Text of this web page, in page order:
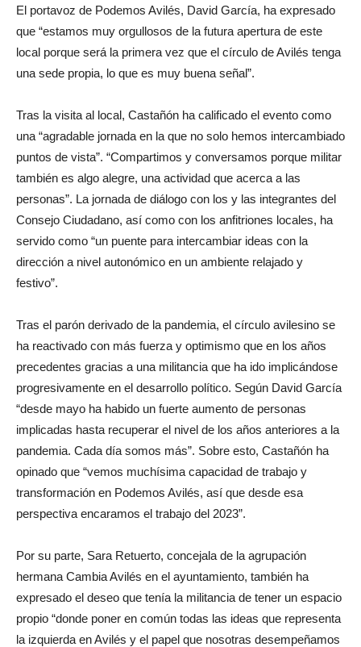
El portavoz de Podemos Avilés, David García, ha expresado
que “estamos muy orgullosos de la futura apertura de este
local porque será la primera vez que el círculo de Avilés tenga
una sede propia, lo que es muy buena señal”.
Tras la visita al local, Castañón ha calificado el evento como
una “agradable jornada en la que no solo hemos intercambiado
puntos de vista”. “Compartimos y conversamos porque militar
también es algo alegre, una actividad que acerca a las
personas”. La jornada de diálogo con los y las integrantes del
Consejo Ciudadano, así como con los anfitriones locales, ha
servido como “un puente para intercambiar ideas con la
dirección a nivel autonómico en un ambiente relajado y
festivo”.
Tras el parón derivado de la pandemia, el círculo avilesino se
ha reactivado con más fuerza y optimismo que en los años
precedentes gracias a una militancia que ha ido implicándose
progresivamente en el desarrollo político. Según David García
“desde mayo ha habido un fuerte aumento de personas
implicadas hasta recuperar el nivel de los años anteriores a la
pandemia. Cada día somos más”. Sobre esto, Castañón ha
opinado que “vemos muchísima capacidad de trabajo y
transformación en Podemos Avilés, así que desde esa
perspectiva encaramos el trabajo del 2023”.
Por su parte, Sara Retuerto, concejala de la agrupación
hermana Cambia Avilés en el ayuntamiento, también ha
expresado el deseo que tenía la militancia de tener un espacio
propio “donde poner en común todas las ideas que representa
la izquierda en Avilés y el papel que nosotras desempeñamos